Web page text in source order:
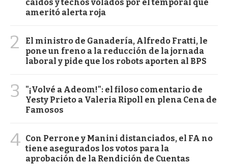
caídos y techos volados por el temporal que
ameritó alerta roja
2
El ministro de Ganadería, Alfredo Fratti, le
pone un freno a la reducción de la jornada
laboral y pide que los robots aporten al BPS
3
"¡Volvé a Adeom!": el filoso comentario de
Yesty Prieto a Valeria Ripoll en plena Cena de
Famosos
4 Con Perrone y Manini distanciados, el FA no
tiene asegurados los votos para la
aprobación de la Rendición de Cuentas